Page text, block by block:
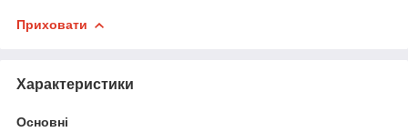
Приховати
Характеристики
Основні